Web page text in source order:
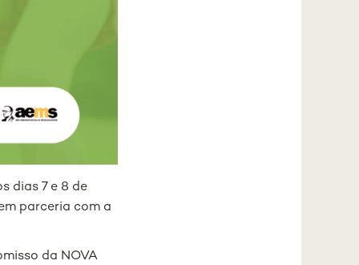
dias 7 e 8 de
parceria com a
da NOVA